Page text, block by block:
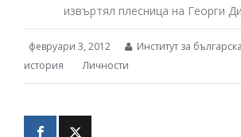
извъртял плесница на Георги
февруари 3, 2012
Институт за
история
Личности